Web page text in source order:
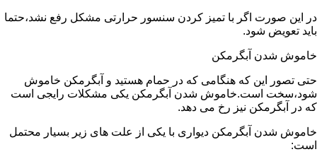
در این صورت اگر با تمیز کردن سنسور حرارتی مشکل رفع نشد،حتما
باید تعویض شود.
خاموش شدن آبگرمکن
حتی تصور این که هنگامی که در حمام هستید و آبگرمکن خاموش
شود،سخت است.خاموش شدن آبگرمکن یکی مشکلات رایجی است
که در آبگرمکن نیز رخ می دهد.
خاموش شدن آبگرمکن دیواری با یکی از علت های زیر بسیار محتمل
است: